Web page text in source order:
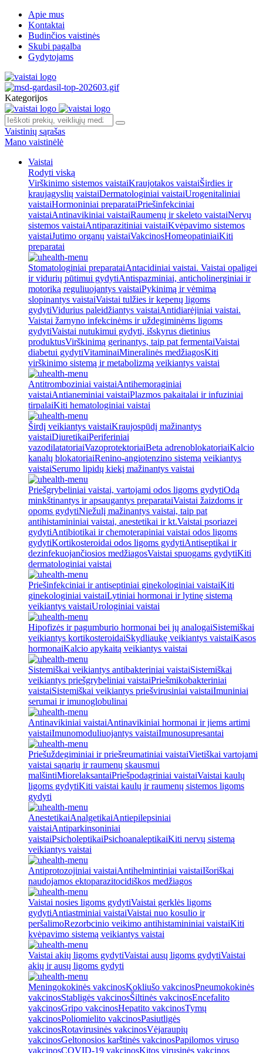
Apie mus
Kontaktai
Budinčios vaistinės
Skubi pagalba
Gydytojams
Kategorijos
Vaistinių sąrašas
Mano vaistinėlė
Vaistai
Rodyti viską
Virškinimo sistemos vaistaiKraujotakos vaistaiŠirdies ir
kraujagyslių vaistaiDermatologiniai vaistaiUrogenitaliniai
vaistaiHormoniniai preparataiPriešinfekciniai
vaistaiAntinavikiniai vaistaiRaumenų ir skeleto vaistaiNervų
sistemos vaistaiAntiparazitiniai vaistaiKvėpavimo sistemos
vaistaiJutimo organų vaistaiVakcinosHomeopatiniaiKiti
preparatai
Stomatologiniai preparataiAntacidiniai vaistai. Vaistai opaligei
ir vidurių pūtimui gydytiAntispazminiai, anticholinerginiai ir
motoriką reguliuojantys vaistaiPykinimą ir vėmimą
slopinantys vaistaiVaistai tulžies ir kepenų ligoms
gydytiVidurius paleidžiantys vaistaiAntidiarėjiniai vaistai.
Vaistai žarnyno infekcinėms ir uždegiminėms ligoms
gydytiVaistai nutukimui gydyti, išskyrus dietinius
produktusVirškinimą gerinantys, taip pat fermentaiVaistai
diabetui gydytiVitaminaiMineralinės medžiagosKiti
virškinimo sistemą ir metabolizmą veikiantys vaistai
Antitromboziniai vaistaiAntihemoraginiai
vaistaiAntianeminiai vaistaiPlazmos pakaitalai ir infuziniai
tirpalaiKiti hematologiniai vaistai
Širdį veikiantys vaistaiKraujospūdį mažinantys
vaistaiDiuretikaiPeriferiniai
vazodilatatoriaiVazoprotektoriaiBeta adrenoblokatoriaiKalcio
kanalų blokatoriaiRenino-angiotenzino sistemą veikiantys
vaistaiSerumo lipidų kiekį mažinantys vaistai
Priešgrybeliniai vaistai, vartojami odos ligoms gydytiOdą
minkštinantys ir apsaugantys preparataiVaistai žaizdoms ir
opoms gydytiNiežulį mažinantys vaistai, taip pat
antihistamininiai vaistai, anestetikai ir kt.Vaistai psoriazei
gydytiAntibiotikai ir chemoterapiniai vaistai odos ligoms
gydytiKortikosteroidai odos ligoms gydytiAntiseptikai ir
dezinfekuojančiosios medžiagosVaistai spuogams gydytiKiti
dermatologiniai vaistai
Priešinfekciniai ir antiseptiniai ginekologiniai vaistaiKiti
ginekologiniai vaistaiLytiniai hormonai ir lytinę sistemą
veikiantys vaistaiUrologiniai vaistai
Hipofizės ir pagumburio hormonai bei jų analogaiSistemiškai
veikiantys kortikosteroidaiSkydliaukę veikiantys vaistaiKasos
hormonaiKalcio apykaitą veikiantys vaistai
Sistemiškai veikiantys antibakteriniai vaistaiSistemiškai
veikiantys priešgrybeliniai vaistaiPriešmikobakteriniai
vaistaiSistemiškai veikiantys priešvirusiniai vaistaiImuniniai
serumai ir imunoglobulinai
Antinavikiniai vaistaiAntinavikiniai hormonai ir jiems artimi
vaistaiImunomoduliuojantys vaistaiImunosupresantai
Priešuždegiminiai ir priešreumatiniai vaistaiVietiškai vartojami
vaistai sąnarių ir raumenų skausmui
malšintiMiorelaksantaiPriešpodagriniai vaistaiVaistai kaulų
ligoms gydytiKiti vaistai kaulų ir raumenų sistemos ligoms
gydyti
AnestetikaiAnalgetikaiAntiepilepsiniai
vaistaiAntiparkinsoniniai
vaistaiPsicholeptikaiPsichoanaleptikaiKiti nervų sistemą
veikiantys vaistai
Antiprotozojiniai vaistaiAntihelmintiniai vaistaiIšoriškai
naudojamos ektoparazitocidiškos medžiagos
Vaistai nosies ligoms gydytiVaistai gerklės ligoms
gydytiAntiastminiai vaistaiVaistai nuo kosulio ir
peršalimoRezorbcinio veikimo antihistamininiai vaistaiKiti
kvėpavimo sistemą veikiantys vaistai
Vaistai akių ligoms gydytiVaistai ausų ligoms gydytiVaistai
akių ir ausų ligoms gydyti
Meningokokinės vakcinosKokliušo vakcinosPneumokokinės
vakcinosStabligės vakcinosŠiltinės vakcinosEncefalito
vakcinosGripo vakcinosHepatito vakcinosTymų
vakcinosPoliomielito vakcinosPasiutligės
vakcinosRotavirusinės vakcinosVėjaraupių
vakcinosGeltonosios karštinės vakcinosPapilomos viruso
vakcinosCOVID-19 vakcinosKitos virusinės vakcinos